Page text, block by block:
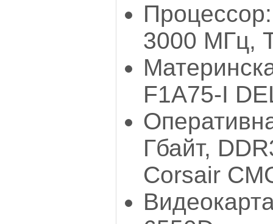
3000 МГц,
F1A75-I
Гбайт,
Corsair